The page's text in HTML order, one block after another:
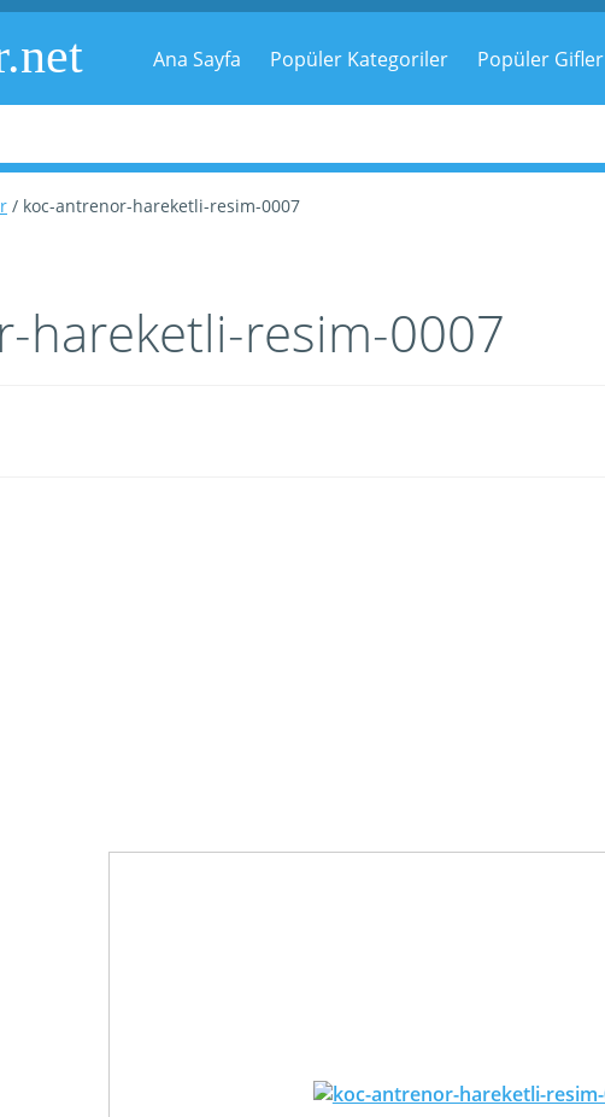
Ana Sayfa Popüler Kategoriler Popüler Gifler
/ koc-antrenor-hareketli-resim-0007
hareketli-resim-0007